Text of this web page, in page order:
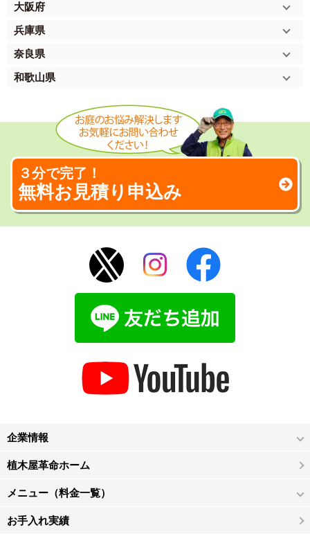
大阪府
兵庫県
奈良県
和歌山県
３分で完了！
無料お見積り申込み
企業情報
植木屋革命ホーム
メニュー（料金一覧）
お手入れ実績